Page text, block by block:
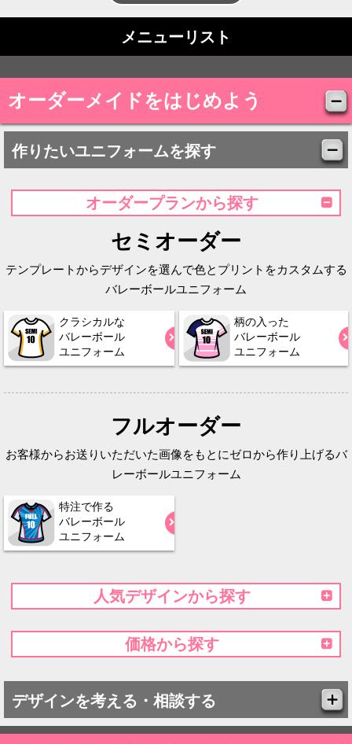
メニューリスト
オーダーメイドをはじめよう
作りたいユニフォームを探す
オーダープランから探す
セミオーダー
テンプレートからデザインを選んで色とプリントをカスタムする
バレーボールユニフォーム
クラシカルな
バレーボール
ユニフォーム
柄の入った
バレーボール
ユニフォーム
フルオーダー
お客様からお送りいただいた画像をもとにゼロから作り上げるバ
レーボールユニフォーム
特注で作る
バレーボール
ユニフォーム
人気デザインから探す
価格から探す
デザインを考える・相談する